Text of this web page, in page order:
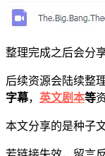
整理完成之后会分
后续资源会陆续整
字幕， 英文剧本等
本文分享的是种子